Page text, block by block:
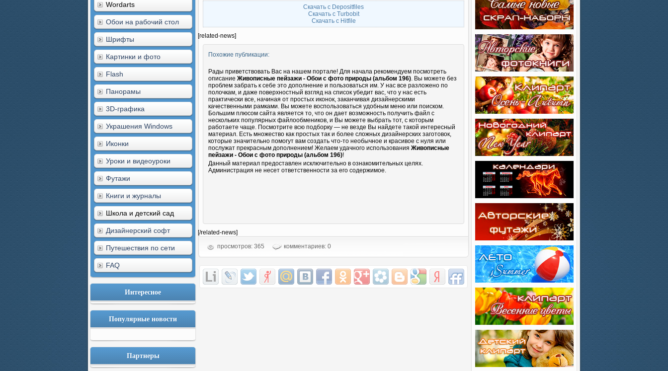
Wordarts
Обои на рабочий стол
Шрифты
Картинки и фото
Flash
Панорамы
3D-графика
Украшения Windows
Иконки
Уроки и видеоуроки
Футажи
Книги и журналы
Школа и детский сад
Дизайнерский софт
Путешествия по сети
FAQ
Интересное
Популярные новости
Партнеры
Скачать с Depositfiles
Скачать с Turbobit
Скачать с Hitfile
[related-news]
Похожие публикации:
Рады приветствовать Вас на нашем портале! Для начала рекомендуем посмотреть
описание Живописные пейзажи - Обои с фото природы (альбом 196). Вы можете без
проблем забрать к себе это дополнение и пользоваться им. У нас все разложено по
полочкам, и даже поверхностный взгляд на список убедит вас, что у нас есть
практически все, начиная от простых иконок, заканчивая дизайнерскими
качественными рамками. Вы можете воспользоваться удобным меню или поиском.
Большим плюсом сайта является то, что он дает возможность получить файл с
нескольких популярных файлообмеников, и Вы можете выбрать тот, с которым
работаете чаще. Посмотрите всю подборку — не везде Вы найдете такой интересный
материал. Есть множество как простых так и более сложных дизайнерских заготовок,
которые значительно помогут вам создать что-то необычное и красивое с нуля или
послужат прекрасным дополнением! Желаем удачного использования Живописные
пейзажи - Обои с фото природы (альбом 196)!
Данный материал предоставлен исключительно в ознакомительных целях.
Администрация не несет ответственности за его содержимое.
[/related-news]
просмотров: 365
комментариев: 0